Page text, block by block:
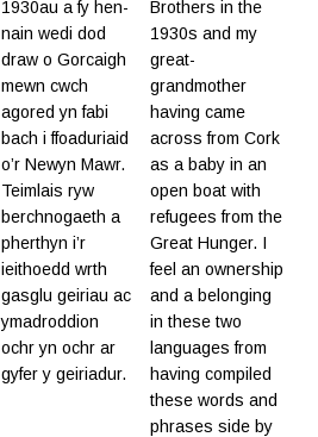
1930au a fy hen-
nain wedi dod
draw o Gorcaigh
mewn cwch
agored yn fabi
bach i ffoaduriaid
o’r Newyn Mawr.
Teimlais ryw
berchnogaeth a
pherthyn i’r
ieithoedd wrth
gasglu geiriau ac
ymadroddion
ochr yn ochr ar
gyfer y geiriadur.
Brothers in the
1930s and my
great-
grandmother
having came
across from Cork
as a baby in an
open boat with
refugees from the
Great Hunger. I
feel an ownership
and a belonging
in these two
languages from
having compiled
these words and
phrases side by